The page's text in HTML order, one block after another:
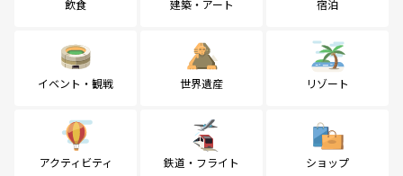
飲食 建築・アート 宿泊
イベント・観戦 世界遺産 リゾート
アクティビティ 鉄道・フライト ショップ